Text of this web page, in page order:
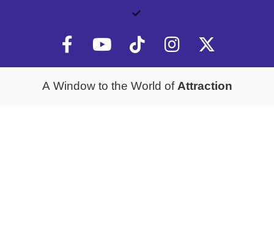
A Window to the World ofAttraction